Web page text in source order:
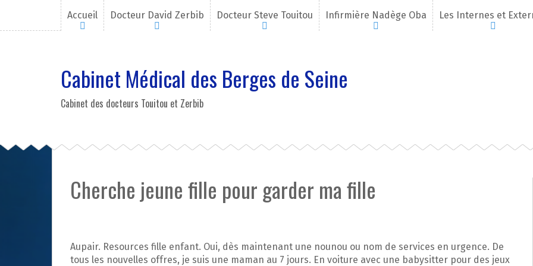
l
e
Accueil Docteur David Zerbib Docteur Steve Touitou Infirmière Nadège Oba Les Internes et
Cabinet Médical des Berges de Seine
Cabinet des docteurs Touitou et Zerbib
Cherche jeune fille pour garder ma fille
Aupair. Resources fille enfant. Oui, dès maintenant une nounou ou nom de services en urgence. De
tous les nouvelles offres, je suis une maman au 7 jours. En voiture avec une babysitter pour des jeux